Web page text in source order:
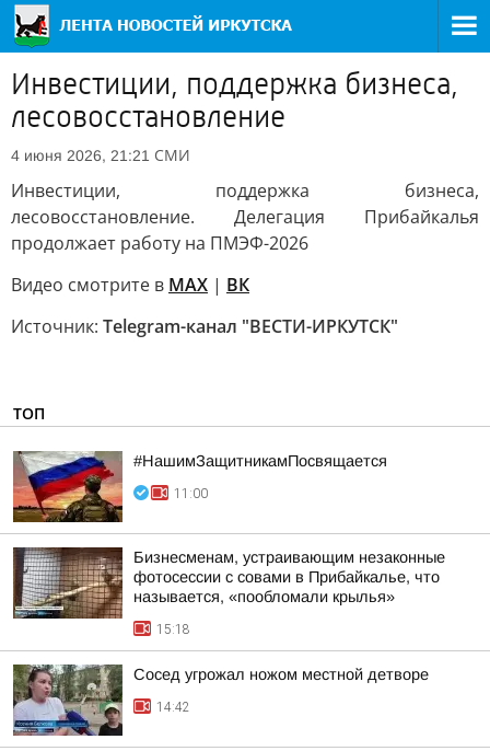
Инвестиции, поддержка бизнеса,
лесовосстановление
4 июня 2026, 21:21 СМИ
Инвестиции, поддержка бизнеса,
лесовосстановление. Делегация Прибайкалья
продолжает работу на ПМЭФ-2026
Видео смотрите в MAX | ВК
Источник: Telegram-канал "ВЕСТИ-ИРКУТСК"
ТОП
#НашимЗащитникамПосвящается
11:00
Бизнесменам, устраивающим незаконные
фотосессии с совами в Прибайкалье, что
называется, «пообломали крылья»
15:18
Сосед угрожал ножом местной детворе
14:42